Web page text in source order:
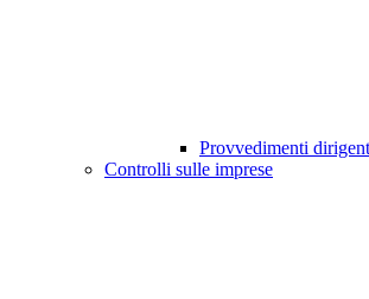
Provvedimenti
Controlli sulle imprese